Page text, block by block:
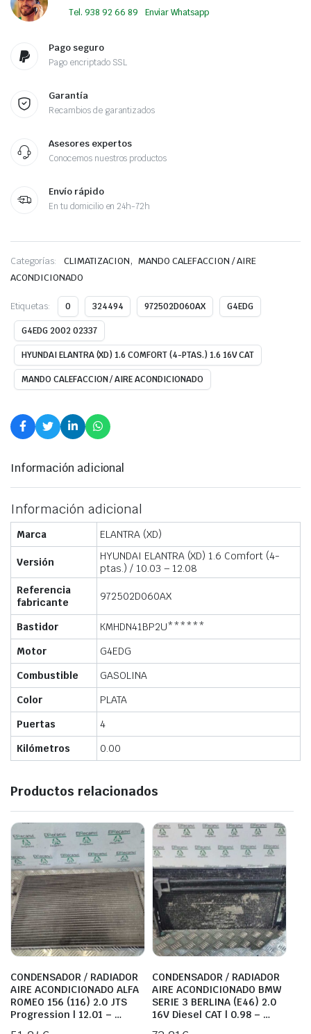
Tel. 938 92 66 89 Enviar Whatsapp
Pago seguro
Pago encriptado SSL
Garantía
Recambios de garantizados
Asesores expertos
Conocemos nuestros productos
Envío rápido
En tu domicilio en 24h-72h
Categorías: CLIMATIZACION, MANDO CALEFACCION / AIRE
ACONDICIONADO
Etiquetas: 0 324494 972502D060AX G4EDG
G4EDG 2002 02337
HYUNDAI ELANTRA (XD) 1.6 COMFORT (4-PTAS.) 1.6 16V CAT
MANDO CALEFACCION / AIRE ACONDICIONADO
Información adicional
Información adicional
Marca ELANTRA (XD)
Versión
HYUNDAI ELANTRA (XD) 1.6 Comfort (4-
ptas.) / 10.03 – 12.08
Referencia
fabricante
972502D060AX
Bastidor
KMHDN41BP2U******
Motor
G4EDG
Combustible
GASOLINA
Color
PLATA
Puertas
4
Kilómetros
0.00
Productos relacionados
CONDENSADOR / RADIADOR
AIRE ACONDICIONADO ALFA
ROMEO 156 (116) 2.0 JTS
Progression | 12.01 – …
CONDENSADOR / RADIADOR
AIRE ACONDICIONADO BMW
SERIE 3 BERLINA (E46) 2.0
16V Diesel CAT | 0.98 – …